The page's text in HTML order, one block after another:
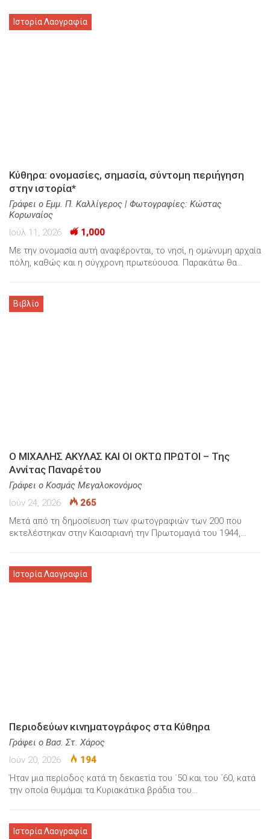
Ιστορία Λαογραφία
Κύθηρα: ονομασίες, σημασία, σύντομη περιήγηση
στην ιστορία*
Γράφει ο Εμμ. Π. Καλλίγερος | Φωτογραφίες: Κώστας
Κορωναίος
Ιούλ 11, 2026
1,000
Με την ονομασία αυτή αναφέρονται, το νησί, η ομώνυμη αρχαία
πόλη, καθώς και η σύγχρονη πρωτεύουσα. Παρακάτω θα…
Βιβλίο
Ο ΜΙΧΑΛΗΣ ΑΚΥΛΑΣ ΚΑΙ ΟΙ ΟΚΤΩ ΠΡΩΤΟΙ – Της
Αννίτας Παναρέτου
Γράφει ο Κοσμάς Μεγαλοκονόμος
Ιούν 24, 2026
265
Μετά από τη δημοσίευση των φωτογραφιών των 200 που
εκτελέστηκαν στην Καισαριανή την Πρωτομαγιά του 1944,…
Ιστορία Λαογραφία
Περιοδεύων κινηματογράφος στα Κύθηρα
Γράφει ο Βασ. Στ. Χάρος
Ιούν 20, 2026
194
Ήταν μια περίοδος κατά τη δεκαετία του ΄50 και του ΄60, κατά
την οποία θυμάμαι τα Κυριακάτικα βράδια του…
Ιστορία Λαογραφία